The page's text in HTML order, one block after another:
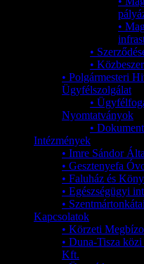
•
•
•
• Polgármesteri
Ügyfélszolgálat
•
Nyomtatványok
•
Intézmények
• Imre Sándor
• Gesztenyefa
• Faluház és
• Egészségügyi
•
Kapcsolatok
• Körzeti
• Duna-Tisza
Kft.